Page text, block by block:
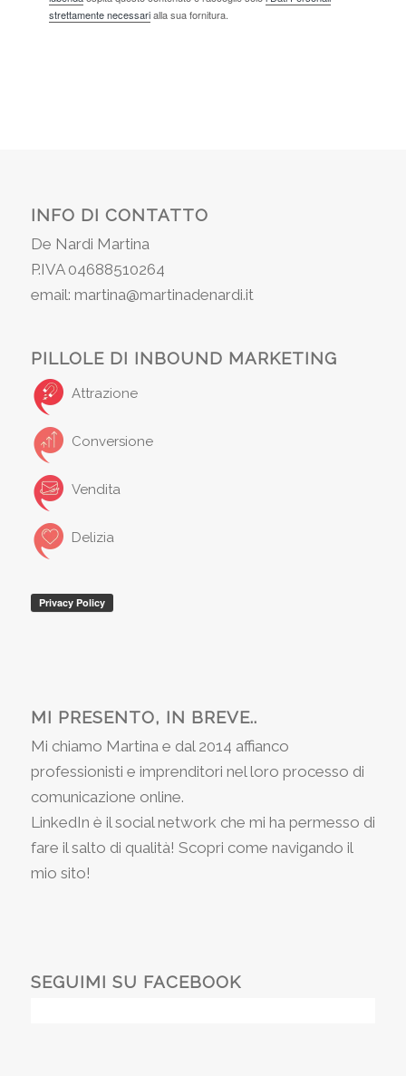
strettamente necessarialla sua fornitura.
INFO DI CONTATTO
De Nardi Martina
P.IVA 04688510264
email: martina@martinadenardi.it
PILLOLE DI INBOUND MARKETING
Attrazione
Conversione
Vendita
Delizia
MI PRESENTO, IN BREVE..
Mi chiamo Martina e dal 2014 affianco
professionisti e imprenditori nel loro processo di
comunicazione online.
LinkedIn è il social network che mi ha permesso di
fare il salto di qualità! Scopri come navigando il
mio sito!
SEGUIMI SU FACEBOOK